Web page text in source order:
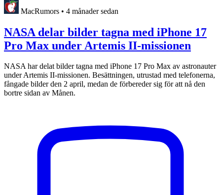
MacRumors • 4 månader sedan
NASA delar bilder tagna med iPhone 17
Pro Max under Artemis II-missionen
NASA har delat bilder tagna med iPhone 17 Pro Max av astronauter
under Artemis II-missionen. Besättningen, utrustad med telefonerna,
fångade bilder den 2 april, medan de förbereder sig för att nå den
bortre sidan av Månen.